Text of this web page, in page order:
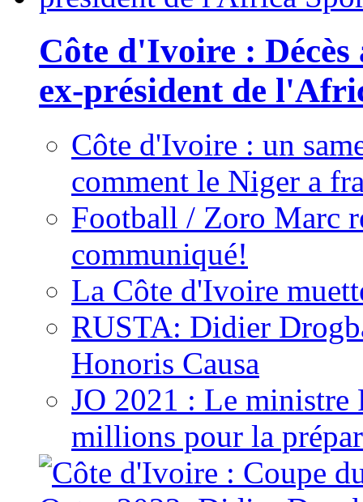
Côte d'Ivoire :
ex-président de
Côte d'Ivoire : un
comment le Niger a
Football / Zoro Marc
communiqué!
La Côte d'Ivoire
RUSTA: Didier
Honoris Causa
JO 2021 : Le ministre
millions pour la